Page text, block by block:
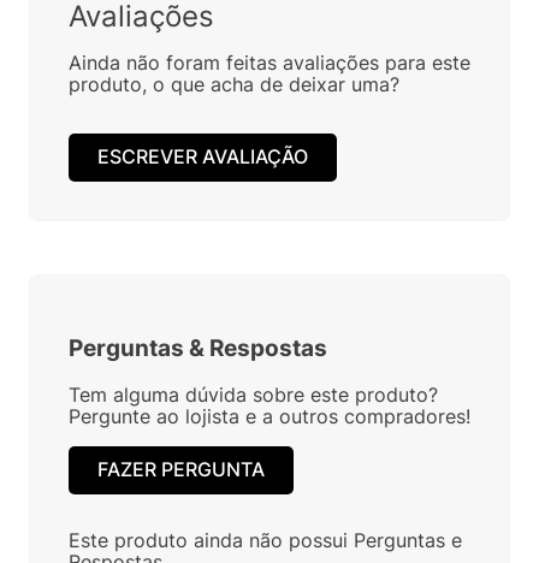
Avaliações
Ainda não foram feitas avaliações para este
produto, o que acha de deixar uma?
ESCREVER AVALIAÇÃO
Perguntas & Respostas
Tem alguma dúvida sobre este produto?
Pergunte ao lojista e a outros compradores!
FAZER PERGUNTA
Este produto ainda não possui Perguntas e